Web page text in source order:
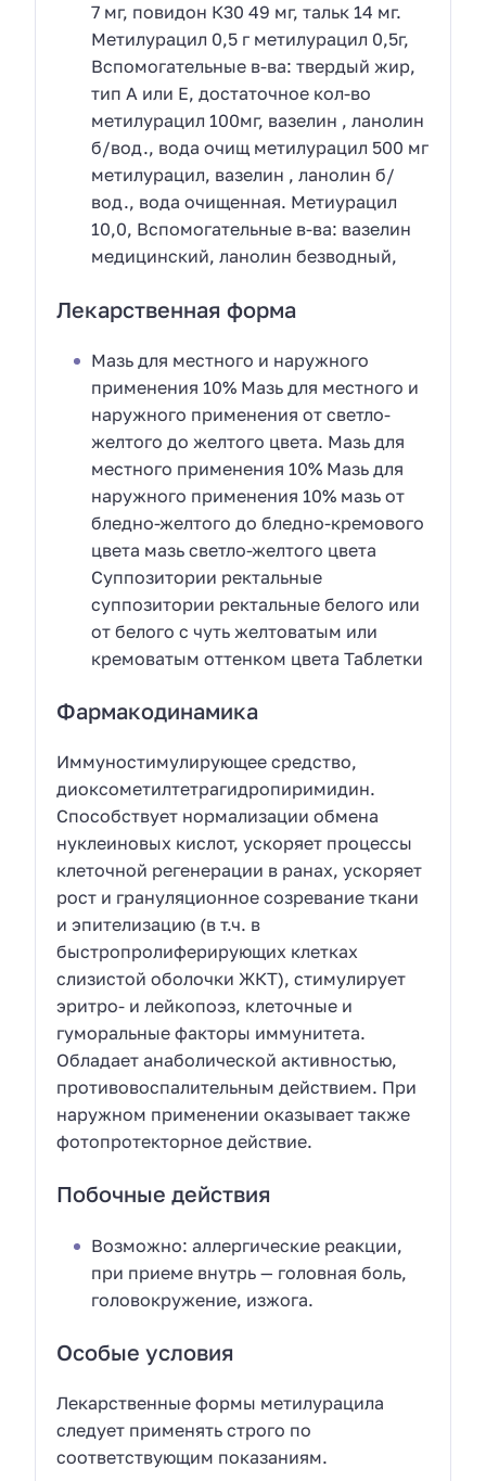
7 мг, повидон К30 49 мг, тальк 14 мг.
Метилурацил 0,5 г метилурацил 0,5г,
Вспомогательные в-ва: твердый жир,
тип А или Е, достаточное кол-во
метилурацил 100мг, вазелин , ланолин
б/вод., вода очищ метилурацил 500 мг
метилурацил, вазелин , ланолин б/
вод., вода очищенная. Метиурацил
10,0, Вспомогательные в-ва: вазелин
медицинский, ланолин безводный,
Лекарственная форма
Мазь для местного и наружного
применения 10% Мазь для местного и
наружного применения от светло-
желтого до желтого цвета. Мазь для
местного применения 10% Мазь для
наружного применения 10% мазь от
бледно-желтого до бледно-кремового
цвета мазь светло-желтого цвета
Суппозитории ректальные
суппозитории ректальные белого или
от белого с чуть желтоватым или
кремоватым оттенком цвета Таблетки
Фармакодинамика
Иммуностимулирующее средство,
диоксометилтетрагидропиримидин.
Способствует нормализации обмена
нуклеиновых кислот, ускоряет процессы
клеточной регенерации в ранах, ускоряет
рост и грануляционное созревание ткани
и эпителизацию (в т.ч. в
быстропролиферирующих клетках
слизистой оболочки ЖКТ), стимулирует
эритро- и лейкопоэз, клеточные и
гуморальные факторы иммунитета.
Обладает анаболической активностью,
противовоспалительным действием. При
наружном применении оказывает также
фотопротекторное действие.
Побочные действия
Возможно: аллергические реакции,
при приеме внутрь — головная боль,
головокружение, изжога.
Особые условия
Лекарственные формы метилурацила
следует применять строго по
соответствующим показаниям.